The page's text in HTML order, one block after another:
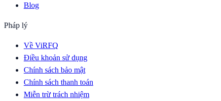
Blog
Pháp lý
Về ViRFQ
Điều khoản sử dụng
Chính sách bảo mật
Chính sách thanh toán
Miễn trừ trách nhiệm